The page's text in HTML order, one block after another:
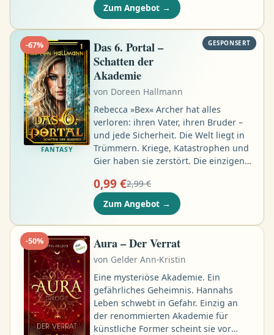
Abenteuer. Zwischen goldenen
Stränden, warmen Nächten und
einem Alltag voller Gäste, Gelächter
und Limoncello scheint plötzlich alles
möglich …
Zum Angebot →
GESPONSERT
-67%
FANTASY
Das 6. Portal –
Schatten der
Akademie
von Doreen Hallmann
Rebecca »Bex« Archer hat alles
verloren: ihren Vater, ihren Bruder –
und jede Sicherheit. Die Welt liegt in
Trümmern. Kriege, Katastrophen und
Gier haben sie zerstört. Die einzigen
wenige Auserwählte können sie
betreten. Bex ist eine von ihnen. Aber
sie ist keine Heldin. Sie tut das Nötige,
um zu überleben. Um ihre Mutter aus
den Slums von Crownhaven zu retten,
braucht sie einen Platz an der
Akademie der Jumper – der Elite, die
durch die Portale reist …
0,99 €2,99 €
Zum Angebot →
-50% Aura – Der Verrat
von Gelder Ann-Kristin
Eine mysteriöse Akademie. Ein
gefährliches Geheimnis. Hannahs
Leben schwebt in Gefahr. Einzig an
der renommierten Akademie für
künstliche Former scheint sie vor